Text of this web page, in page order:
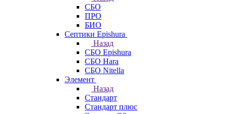
СБО
ПРО
БИО
Септики Epishura
Назад
СБО Epishura
СБО Hara
СБО Nitella
Элемент
Назад
Стандарт
Стандарт плюс